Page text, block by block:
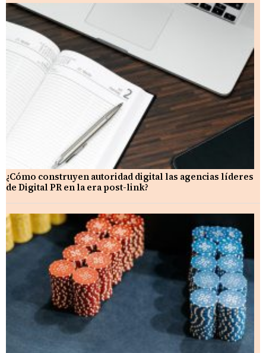
¿Cómo construyen autoridad digital las agencias líderes
de Digital PR en la era post-link?